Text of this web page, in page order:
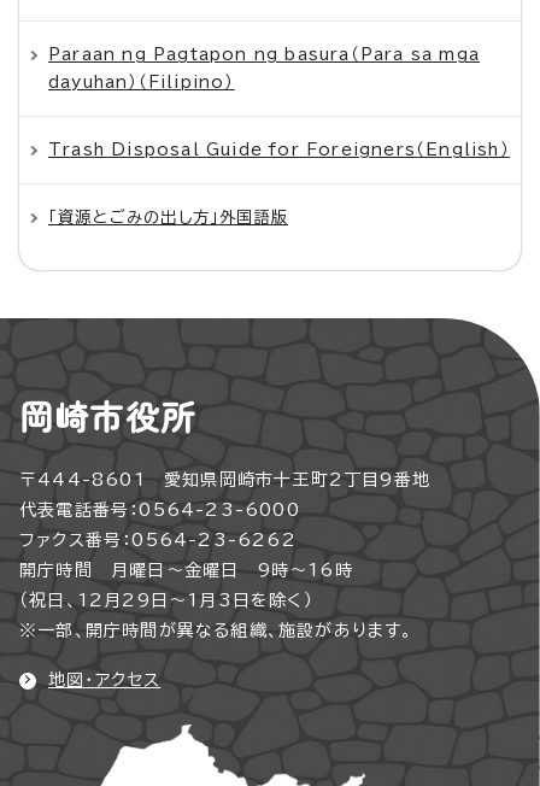
Paraan ng Pagtapon ng basura（Para sa mga
dayuhan）（Filipino）
Trash Disposal Guide for Foreigners（English）
「資源とごみの出し方」外国語版
岡崎市役所
〒444-8601 愛知県岡崎市十王町2丁目9番地
代表電話番号：0564-23-6000
ファクス番号：0564-23-6262
開庁時間 月曜日～金曜日 9時～16時
（祝日、12月29日～1月3日を除く）
※一部、開庁時間が異なる組織、施設があります。
地図・アクセス